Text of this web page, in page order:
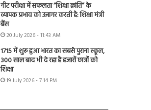
नीट परीक्षा में सफलता “शिक्षा क्रांति” के
व्यापक प्रभाव को उजागर करती है: शिक्षा मंत्री
बैंस
20 July 2026 - 11:43 AM
1715 में शुरू हुआ भारत का सबसे पुराना स्कूल,
300 साल बाद भी दे रहा है हजारों छात्रों को
शिक्षा
19 July 2026 - 7:14 PM